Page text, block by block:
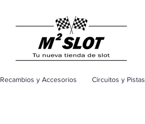
Recambios y Accesorios Circuitos y Pistas